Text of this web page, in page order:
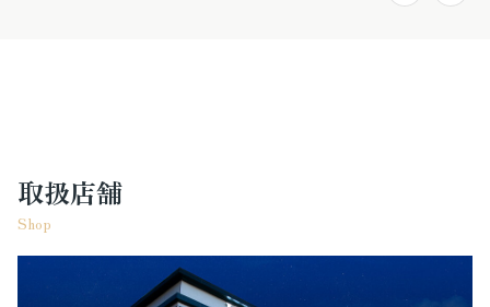
取扱店舗
Shop